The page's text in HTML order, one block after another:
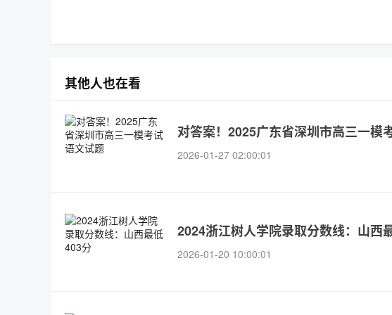
其他人也在看
对答案！2025广东省深圳市高三一模
2026-01-27 02:00:01
2024浙江树人学院录取分数线：山西
2026-01-20 10:00:01